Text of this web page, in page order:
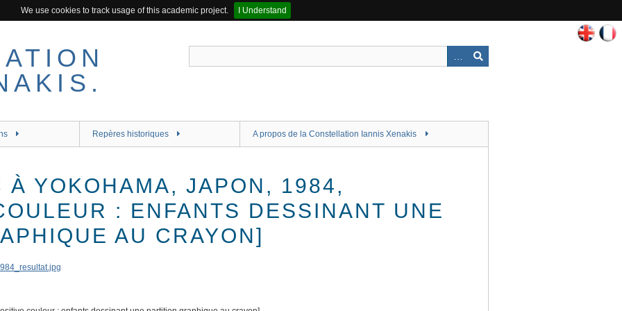
We use cookies to track usage of this academic project.
I Understand
Repères historiques A propos de la Constellation Iannis Xenakis
À YOKOHAMA, JAPON, 1984,
: ENFANTS DESSINANT UNE
AU CRAYON]